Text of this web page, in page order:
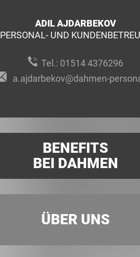
ADIL AJDARBEKOV
PERSONAL- UND
Tel.: 01514 4376296
a.ajdarbekov@dahmen-
BENEFITS
BEI DAHMEN
ÜBER UNS